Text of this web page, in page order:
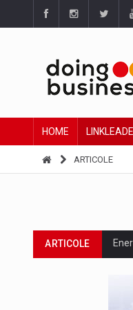
HOME
ARTICOLE
ARTICOLE